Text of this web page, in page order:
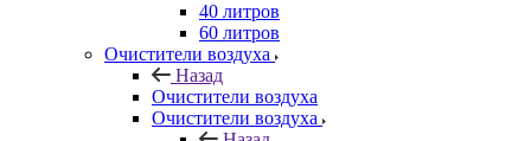
40 литров
60 литров
Очистители воздуха
Назад
Очистители воздуха
Очистители воздуха